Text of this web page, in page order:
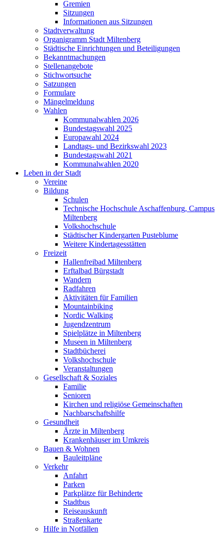
Gremien
Sitzungen
Informationen aus Sitzungen
Stadtverwaltung
Organigramm Stadt Miltenberg
Städtische Einrichtungen und Beteiligungen
Bekanntmachungen
Stellenangebote
Stichwortsuche
Satzungen
Formulare
Mängelmeldung
Wahlen
Kommunalwahlen 2026
Bundestagswahl 2025
Europawahl 2024
Landtags- und Bezirkswahl 2023
Bundestagswahl 2021
Kommunalwahlen 2020
Leben in der Stadt
Vereine
Bildung
Schulen
Technische Hochschule Aschaffenburg, Campus
Miltenberg
Volkshochschule
Städtischer Kindergarten Pusteblume
Weitere Kindertagesstätten
Freizeit
Hallenfreibad Miltenberg
Erftalbad Bürgstadt
Wandern
Radfahren
Aktivitäten für Familien
Mountainbiking
Nordic Walking
Jugendzentrum
Spielplätze in Miltenberg
Museen in Miltenberg
Stadtbücherei
Volkshochschule
Veranstaltungen
Gesellschaft & Soziales
Familie
Senioren
Kirchen und religiöse Gemeinschaften
Nachbarschaftshilfe
Gesundheit
Ärzte in Miltenberg
Krankenhäuser im Umkreis
Bauen & Wohnen
Bauleitpläne
Verkehr
Anfahrt
Parken
Parkplätze für Behinderte
Stadtbus
Reiseauskunft
Straßenkarte
Hilfe in Notfällen